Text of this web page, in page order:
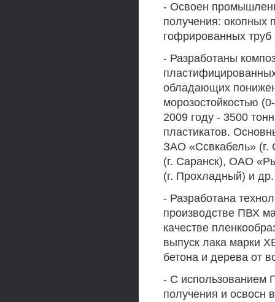
- Освоен
получения: окопных
гофрированных
- Разработаны
обладающих
морозостойкостью
2009 году - 3500
пластикатов.
ЗАО «Ссвкабель» (г.
(г. Саранск), ОАО
(г. Прохладный) и др.
- Разработана
производстве ПВХ
качестве
выпуск лака марки
бетона и дерева от
- С использованием
получения и освосн